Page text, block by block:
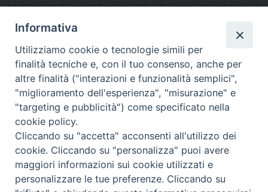
dolori, tragedie, disumanità.Come scrive l’avv. Campana nella prefazione, c’è
da augurarsi che, anche grazie a questo libro, si “rinnovi il messaggio di
amore testimoniato da queste vite che deve essere raccolto per ricordare a
noi tutti ed ai giovani che lo sport è vita, che lo sport è amore, che l’amore
aiuta a vivere”. G.N.
Condividi…
Informativa
Utilizziamo cookie o tecnologie simili per
finalità tecniche e, con il tuo consenso, anche per
altre finalità ("interazioni e funzionalità semplici",
"miglioramento dell'esperienza", "misurazione" e
"targeting e pubblicità") come specificato nella
cookie policy.
Cliccando su "accetta" acconsenti all'utilizzo dei
cookie. Cliccando su "personalizza" puoi avere
maggiori informazioni sui cookie utilizzati e
personalizzare le tue preferenze. Cliccando su